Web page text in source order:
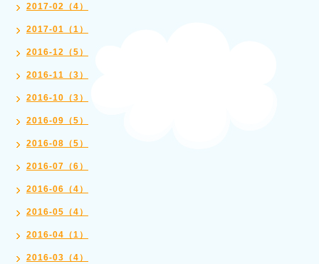
2017-02（4）
2017-01（1）
2016-12（5）
2016-11（3）
2016-10（3）
2016-09（5）
2016-08（5）
2016-07（6）
2016-06（4）
2016-05（4）
2016-04（1）
2016-03（4）